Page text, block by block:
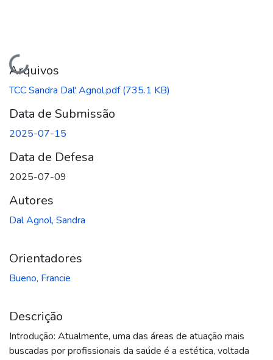
Carregando...
Arquivos
TCC Sandra Dal' Agnol.pdf(735.1 KB)
Data de Submissão
2025-07-15
Data de Defesa
2025-07-09
Autores
Dal Agnol, Sandra
Orientadores
Bueno, Francie
Descrição
Introdução: Atualmente, uma das áreas de atuação mais
buscadas por profissionais da saúde é a estética, voltada